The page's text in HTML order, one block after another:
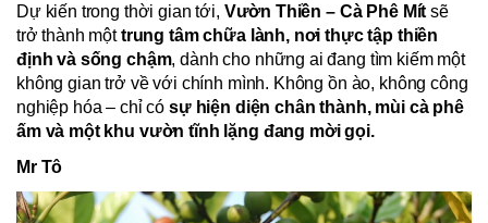
Dự kiến trong thời gian tới, Vườn Thiền – Cà Phê Mít sẽ
trở thành mộttrung tâm chữa lành, nơi thực tập thiền
định và sống chậm, dành cho những ai đang tìm kiếm một
không gian trở về với chính mình. Không ồn ào, không công
nghiệp hóa – chỉ có sự hiện diện chân thành, mùi cà phê
ấm và một khu vườn tĩnh lặng đang mời gọi.
Mr Tô